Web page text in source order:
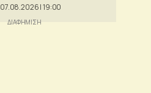
07.08.2026 | 19:00